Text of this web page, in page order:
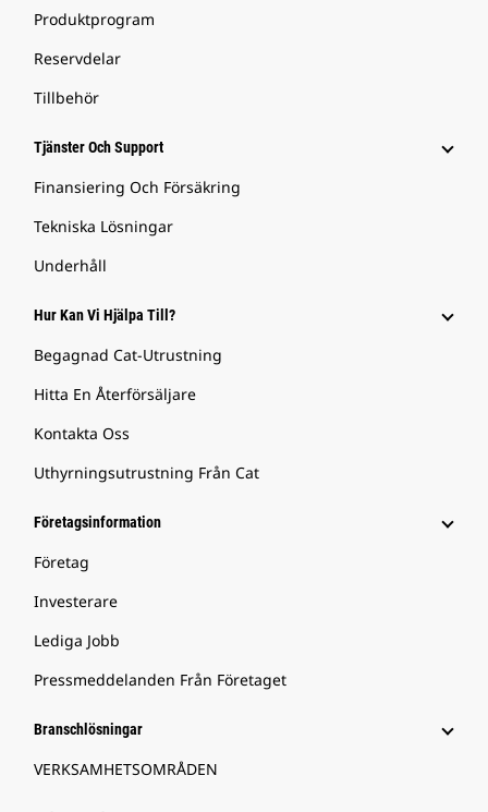
Produktprogram
Reservdelar
Tillbehör
Tjänster Och Support
Finansiering Och Försäkring
Tekniska Lösningar
Underhåll
Hur Kan Vi Hjälpa Till?
Begagnad Cat-Utrustning
Hitta En Återförsäljare
Kontakta Oss
Uthyrningsutrustning Från Cat
Företagsinformation
Företag
Investerare
Lediga Jobb
Pressmeddelanden Från Företaget
Branschlösningar
VERKSAMHETSOMRÅDEN